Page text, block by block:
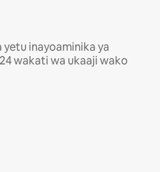
inayoaminika ya
wakati wa ukaaji wako